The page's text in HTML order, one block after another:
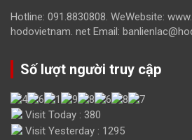
Hotline: 091.8830808. WeWebsite:
hodovietnam. net Email:
Số lượt người truy cập
Visit Today : 380
Visit Yesterday : 1295